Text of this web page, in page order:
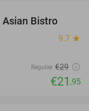
Asian Bistro
9.7 star
Regulier €29
€21 ,95